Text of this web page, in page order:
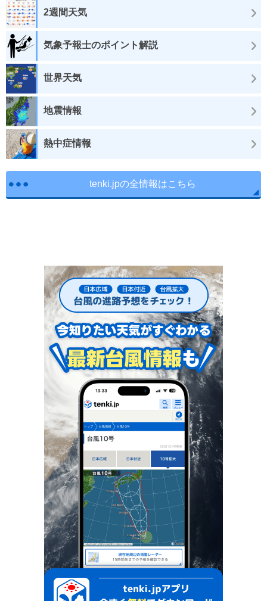
2週間天気
気象予報士のポイント解説
世界天気
地震情報
熱中症情報
tenki.jpの全情報はこちら